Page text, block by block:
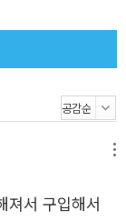
있게 소개하는
져서 구입해서